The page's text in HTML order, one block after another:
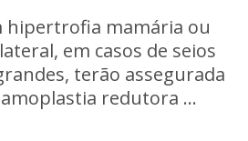
hipertrofia mamária ou
em casos de seios
terão assegurada
redutora ...